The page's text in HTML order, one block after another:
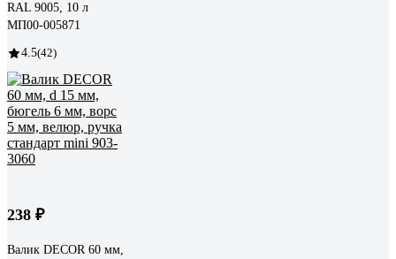
RAL 9005, 10 л
МП00-005871
4.5(42)
238 ₽
Валик DECOR 60 мм,